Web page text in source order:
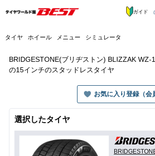
タイヤ ホイール メニュー シミュレータ
ガイド
BRIDGESTONE(ブリヂストン) BLIZZAK WZ-
の15インチのスタッドレスタイヤ
お気に入り登録（会
選択したタイヤ